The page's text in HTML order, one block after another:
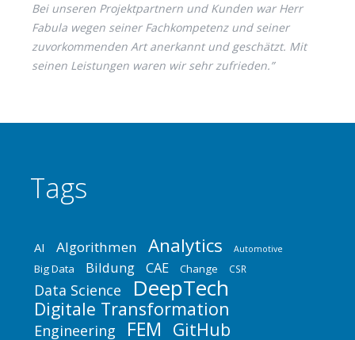
Bei unseren Projektpartnern und Kunden war Herr
Fabula wegen seiner Fachkompetenz und seiner
zuvorkommenden Art anerkannt und geschätzt. Mit
seinen Leistungen waren wir sehr zufrieden.”
Tags
AI Algorithmen Analytics Automotive
Big Data Bildung CAE Change CSR
Data Science DeepTech
Digitale Transformation
Engineering FEM GitHub